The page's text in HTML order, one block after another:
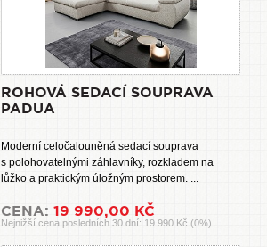
ROHOVÁ SEDACÍ SOUPRAVA
PADUA
Moderní celočalouněná sedací souprava
s polohovatelnými záhlavníky, rozkladem na
lůžko a praktickým úložným prostorem. ...
CENA: 19 990,00 KČ
Nejnižší cena posledních 30 dní: 19 990 Kč (0%)